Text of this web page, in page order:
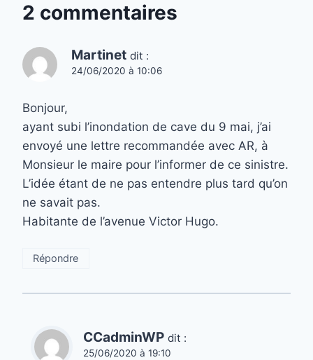
2 commentaires
Martinet dit :
24/06/2020 à 10:06
Bonjour,
ayant subi l’inondation de cave du 9 mai, j’ai
envoyé une lettre recommandée avec AR, à
Monsieur le maire pour l’informer de ce sinistre.
L’idée étant de ne pas entendre plus tard qu’on
ne savait pas.
Habitante de l’avenue Victor Hugo.
Répondre
CCadminWP dit :
25/06/2020 à 19:10